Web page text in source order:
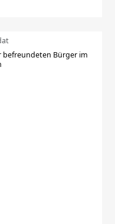
befreundeten Bürger im